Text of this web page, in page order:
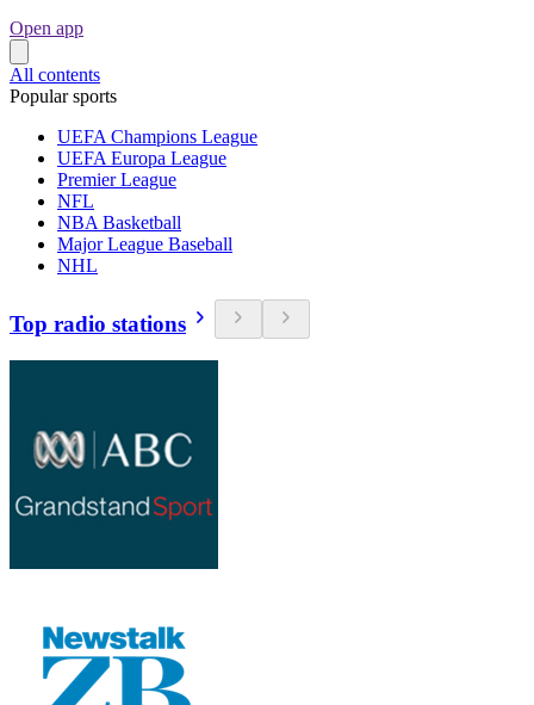
Open app
All contents
Popular sports
UEFA Champions League
UEFA Europa League
Premier League
NFL
NBA Basketball
Major League Baseball
NHL
Top radio stations